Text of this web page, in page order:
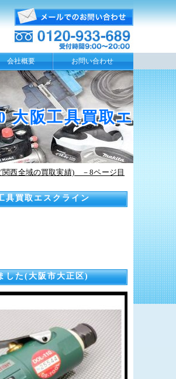
会社概要 お問い合わせ
大阪工具買取エ
関西全域の買取実績) －8ページ目
具買取エスクライン
した(大阪市大正区)